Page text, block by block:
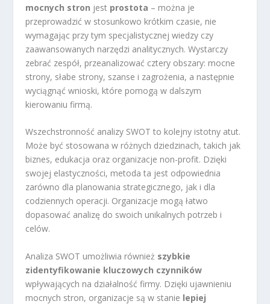
mocnych stron jest prostota – można je
przeprowadzić w stosunkowo krótkim czasie, nie
wymagając przy tym specjalistycznej wiedzy czy
zaawansowanych narzędzi analitycznych. Wystarczy
zebrać zespół, przeanalizować cztery obszary: mocne
strony, słabe strony, szanse i zagrożenia, a następnie
wyciągnąć wnioski, które pomogą w dalszym
kierowaniu firmą.
Wszechstronność analizy SWOT to kolejny istotny atut.
Może być stosowana w różnych dziedzinach, takich jak
biznes, edukacja oraz organizacje non-profit. Dzięki
swojej elastyczności, metoda ta jest odpowiednia
zarówno dla planowania strategicznego, jak i dla
codziennych operacji. Organizacje mogą łatwo
dopasować analizę do swoich unikalnych potrzeb i
celów.
Analiza SWOT umożliwia również szybkie
zidentyfikowanie kluczowych czynników
wpływających na działalność firmy. Dzięki ujawnieniu
mocnych stron, organizacje są w stanie lepiej